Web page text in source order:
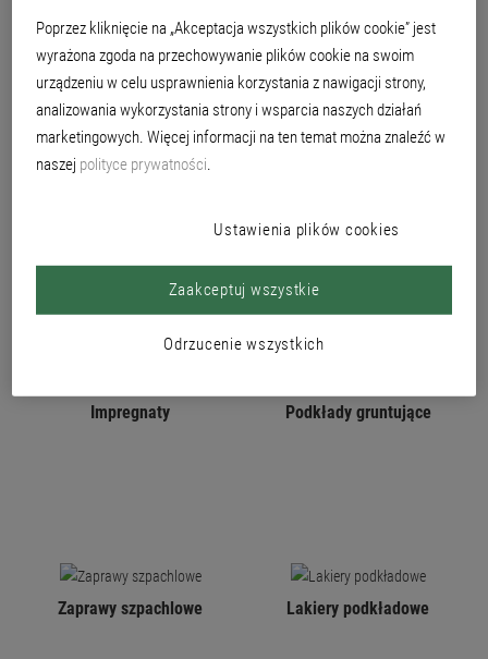
zarówno wysokiej jakości produkty do ochrony drewna w postaci lazur i
farb kryjących, jak i produkty na bazie wody z serii Lacryl-PU czy Hydro-
PU, wolne od aromatów lakiery Impredur oraz inne produkty specjalne.
Impregnaty Podkłady gruntujące
Zaprawy szpachlowe Lakiery podkładowe
Poprzez kliknięcie na „Akceptacja wszystkich plików cookie” jest
wyrażona zgoda na przechowywanie plików cookie na swoim
urządzeniu w celu usprawnienia korzystania z nawigacji strony,
analizowania wykorzystania strony i wsparcia naszych działań
marketingowych. Więcej informacji na ten temat można znaleźć w
naszej polityce prywatności.
Ustawienia plików cookies
Odrzucenie wszystkich
Zaakceptuj wszystkie